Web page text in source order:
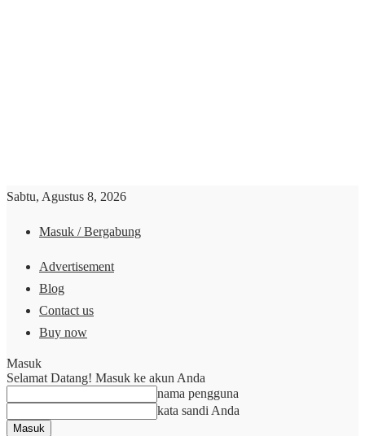
Sabtu, Agustus 8, 2026
Masuk / Bergabung
Advertisement
Blog
Contact us
Buy now
Masuk
Selamat Datang! Masuk ke akun Anda
nama pengguna
kata sandi Anda